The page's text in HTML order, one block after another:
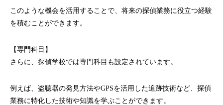
このような機会を活用することで、将来の探偵業務に役立つ経験
を積むことができます。
【専門科目】
さらに、探偵学校では専門科目も設定されています。
例えば、盗聴器の発見方法やGPSを活用した追跡技術など、探偵
業務に特化した技術や知識を学ぶことができます。